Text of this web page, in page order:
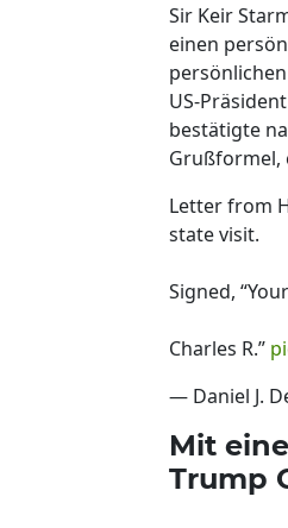
Sir Keir
einen
US-
bestätigte
Grußformel,
Letter from
state visit.
Signed,
Charles R.”
— Daniel J.
Mit
Trump